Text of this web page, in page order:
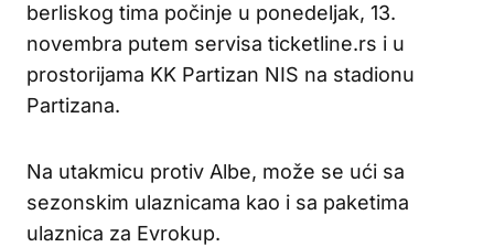
berliskog tima počinje u ponedeljak, 13.
novembra putem servisa ticketline.rs i u
prostorijama KK Partizan NIS na stadionu
Partizana.
Na utakmicu protiv Albe, može se ući sa
sezonskim ulaznicama kao i sa paketima
ulaznica za Evrokup.